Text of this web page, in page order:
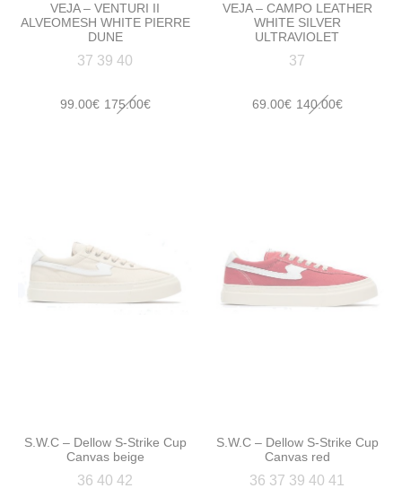
VEJA – VENTURI II
ALVEOMESH WHITE PIERRE
DUNE
37 39 40
175.00€
Le
99.00€ Le
VEJA – CAMPO LEATHER
WHITE SILVER
ULTRAVIOLET
37
140.00€
Le
69.00€ Le
S.W.C – Dellow S-Strike Cup
Canvas beige
36 40 42
S.W.C – Dellow S-Strike Cup
Canvas red
36 37 39 40 41